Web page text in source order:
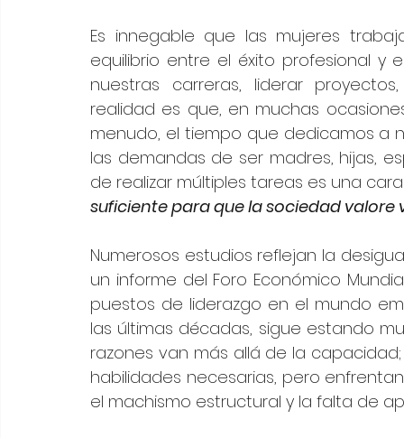
Es innegable que las mujeres
equilibrio entre el éxito profesional y
nuestras carreras, liderar
realidad es que, en muchas
menudo, el tiempo que dedicamos a
las demandas de ser madres, hijas,
de realizar múltiples tareas es una
suficiente para que la sociedad
Numerosos estudios reflejan la
un informe del Foro Económico
puestos de liderazgo en el mundo
las últimas décadas, sigue estando
razones van más allá de la
habilidades necesarias, pero
el machismo estructural y la falta de